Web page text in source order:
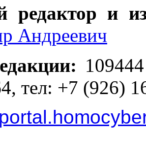
редактор и
Андреевич
:
тел: +7 (926)